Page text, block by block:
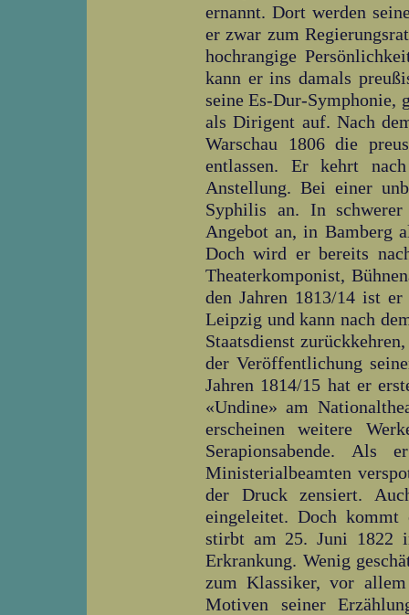
ernannt. Dort werden
er zwar zum
hochrangige
kann er ins damals
seine Es-Dur-Symphonie,
als Dirigent auf. Nach
Warschau 1806 die
entlassen. Er kehrt
Anstellung. Bei einer
Syphilis an. In
Angebot an, in Bamberg
Doch wird er bereits
Theaterkomponist,
den Jahren 1813/14 ist
Leipzig und kann nach
Staatsdienst
der Veröffentlichung
Jahren 1814/15 hat er
«Undine» am
erscheinen weitere
Serapionsabende.
Ministerialbeamten
der Druck zensiert.
eingeleitet. Doch
stirbt am 25. Juni 1822
Erkrankung. Wenig
zum Klassiker, vor
Motiven seiner